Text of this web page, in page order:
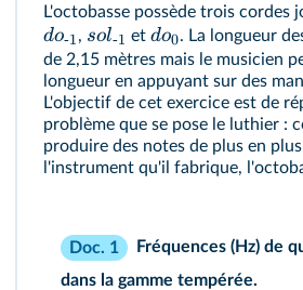
L'octobasse possède trois cordes
do‑1, sol‑1 etdo0. La longueur
de 2,15 mètres mais le musicien
longueur en appuyant sur des
L'objectif de cet exercice est de
problème que se pose le luthier :
produire des notes de plus en
l'instrument qu'il fabrique,
Doc. 1
Fréquences (Hz) de
dans la gamme tempérée.